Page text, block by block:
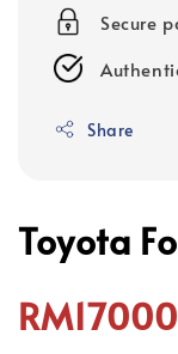
Secure
Share
Toyota